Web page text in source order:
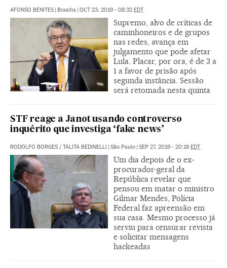
AFONSO BENITES | Brasília | OCT 23, 2019 - 08:32 EDT
Supremo, alvo de críticas de
caminhoneiros e de grupos
nas redes, avança em
julgamento que pode afetar
Lula. Placar, por ora, é de 3 a
1 a favor de prisão após
segunda instância. Sessão
será retomada nesta quinta
STF reage a Janot usando controverso
inquérito que investiga ‘fake news’
RODOLFO BORGES / TALITA BEDINELLI | São Paulo | SEP 27, 2019 - 20:18 EDT
Um dia depois de o ex-
procurador-geral da
República revelar que
pensou em matar o ministro
Gilmar Mendes, Polícia
Federal faz apreensão em
sua casa. Mesmo processo já
serviu para censurar revista
e solicitar mensagens
hackeadas